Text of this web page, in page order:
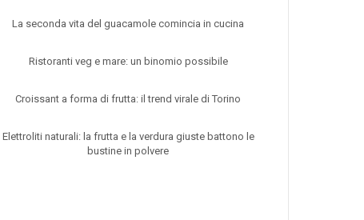
La seconda vita del guacamole comincia in cucina
Ristoranti veg e mare: un binomio possibile
Croissant a forma di frutta: il trend virale di Torino
Elettroliti naturali: la frutta e la verdura giuste battono le
bustine in polvere